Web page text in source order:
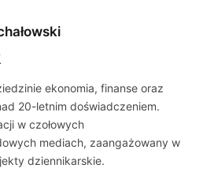
ekonomia, finanse oraz
20-letnim doświadczeniem.
w czołowych
mediach, zaangażowany w
dziennikarskie.